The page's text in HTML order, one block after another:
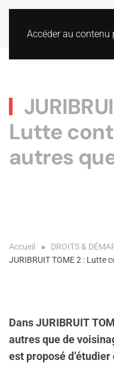
Accéder au contenu
Lutte
autres
Accueil DROITS &
JURIBRUIT TOME 2 : Lutte
Dans JURIBRUIT
autres que de
est proposé